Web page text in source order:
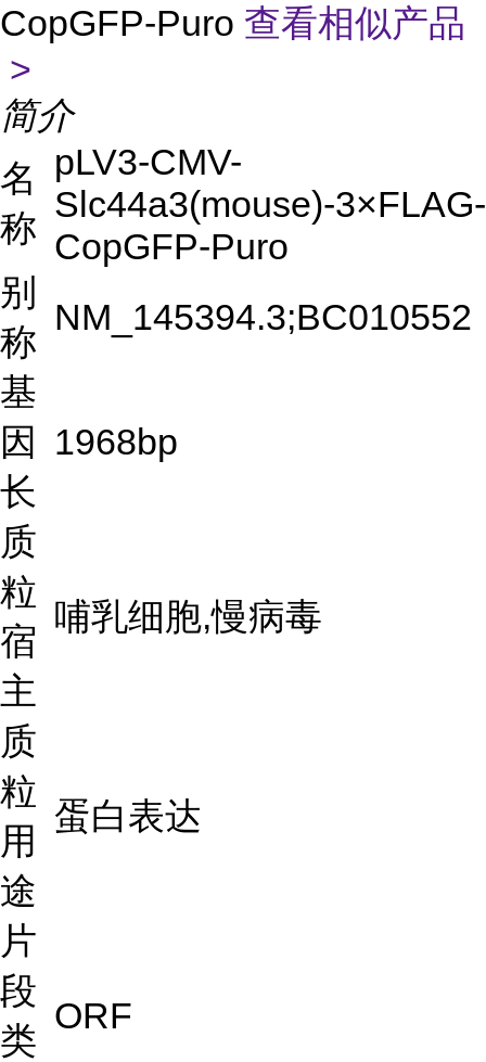
CopGFP-Puro 查看相似产品
>
简介
名
称
pLV3-CMV-
Slc44a3(mouse)-3×FLAG-
CopGFP-Puro
别
称
NM_145394.3;BC010552
基
因
长
1968bp
质
粒
宿
主
哺乳细胞,慢病毒
质
粒
用
途
蛋白表达
片
段
类
ORF